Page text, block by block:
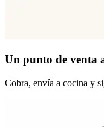
Un punto de venta
Cobra, envía a cocina y